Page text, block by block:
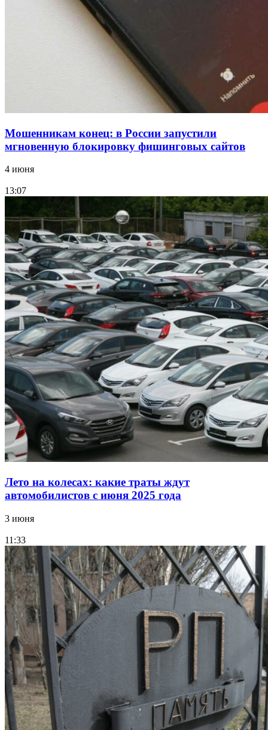
Волгоградские компании нарастили экспорт:
заключены контракты на 3,6 млн долларов
Мошенникам конец: в России запустили
мгновенную блокировку фишинговых сайтов
4 июня
13:07
Лето на колесах: какие траты ждут
автомобилистов с июня 2025 года
3 июня
11:33